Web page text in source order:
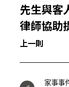
先生與客
律師協助
上一則
家事事